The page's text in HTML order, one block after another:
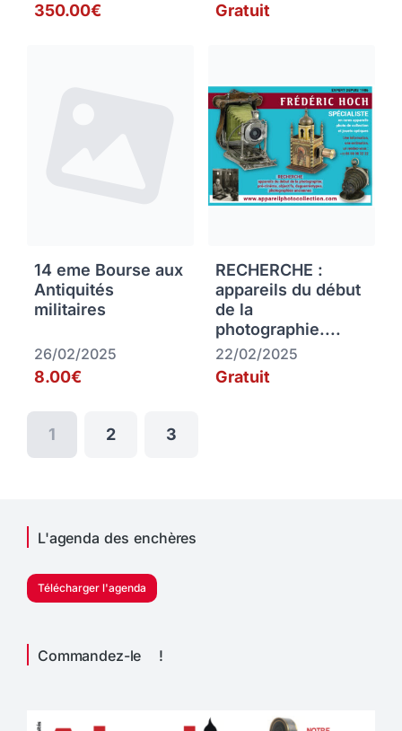
350.00€ Gratuit
14 eme Bourse aux
Antiquités
militaires
26/02/2025
8.00€
RECHERCHE :
appareils du début
de la
photographie....
22/02/2025
Gratuit
1 2 3
L'agenda des enchères
Télécharger l'agenda
Commandez-le !